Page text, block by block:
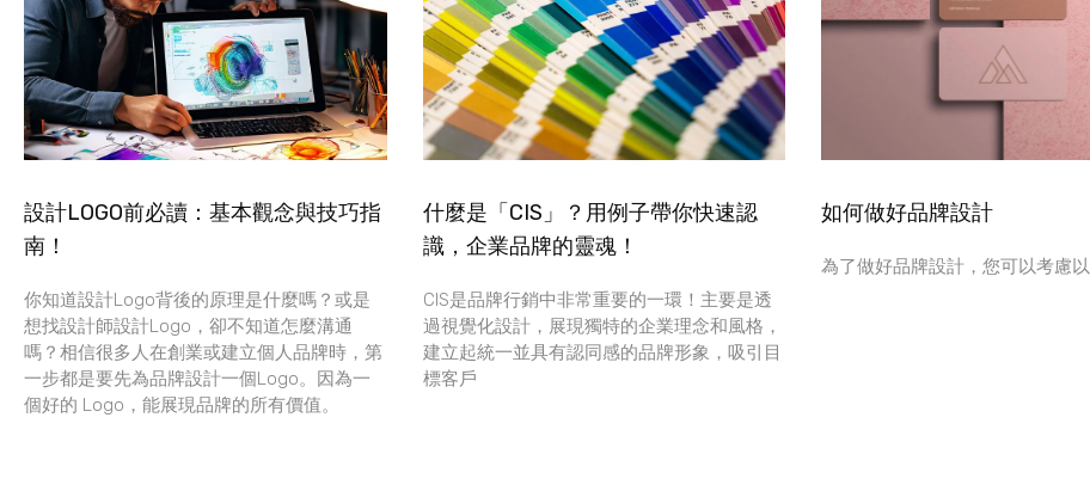
設計LOGO前必讀：基本觀念與技巧指
南！
你知道設計Logo背後的原理是什麼嗎？或是
想找設計師設計Logo，卻不知道怎麼溝通
嗎？相信很多人在創業或建立個人品牌時，第
一步都是要先為品牌設計一個Logo。因為一
個好的 Logo，能展現品牌的所有價值。
什麼是「CIS」？用例子帶你快速認
識，企業品牌的靈魂！
CIS是品牌行銷中非常重要的一環！主要是透
過視覺化設計，展現獨特的企業理念和風格，
建立起統一並具有認同感的品牌形象，吸引目
標客戶
如何做好品牌設計
為了做好品牌設計，您可以考慮以